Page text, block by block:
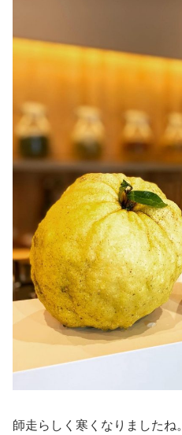
師走らしく寒くなりましたね。